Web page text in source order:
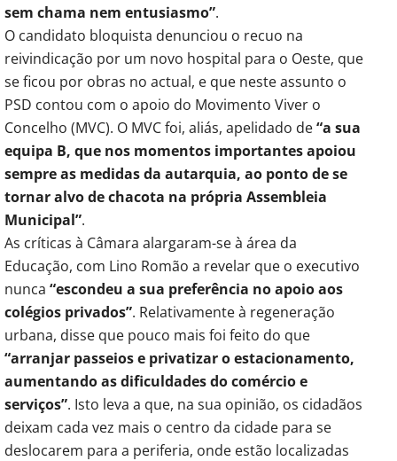
sem chama nem entusiasmo”.
O candidato bloquista denunciou o recuo na
reivindicação por um novo hospital para o Oeste, que
se ficou por obras no actual, e que neste assunto o
PSD contou com o apoio do Movimento Viver o
Concelho (MVC). O MVC foi, aliás, apelidado de“a sua
equipa B, que nos momentos importantes apoiou
sempre as medidas da autarquia, ao ponto de se
tornar alvo de chacota na própria Assembleia
Municipal”.
As críticas à Câmara alargaram-se à área da
Educação, com Lino Romão a revelar que o executivo
nunca “escondeu a sua preferência no apoio aos
colégios privados”. Relativamente à regeneração
urbana, disse que pouco mais foi feito do que
“arranjar passeios e privatizar o estacionamento,
aumentando as dificuldades do comércio e
serviços”. Isto leva a que, na sua opinião, os cidadãos
deixam cada vez mais o centro da cidade para se
deslocarem para a periferia, onde estão localizadas